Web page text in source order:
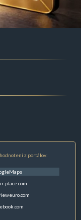
z portálov:
place.com